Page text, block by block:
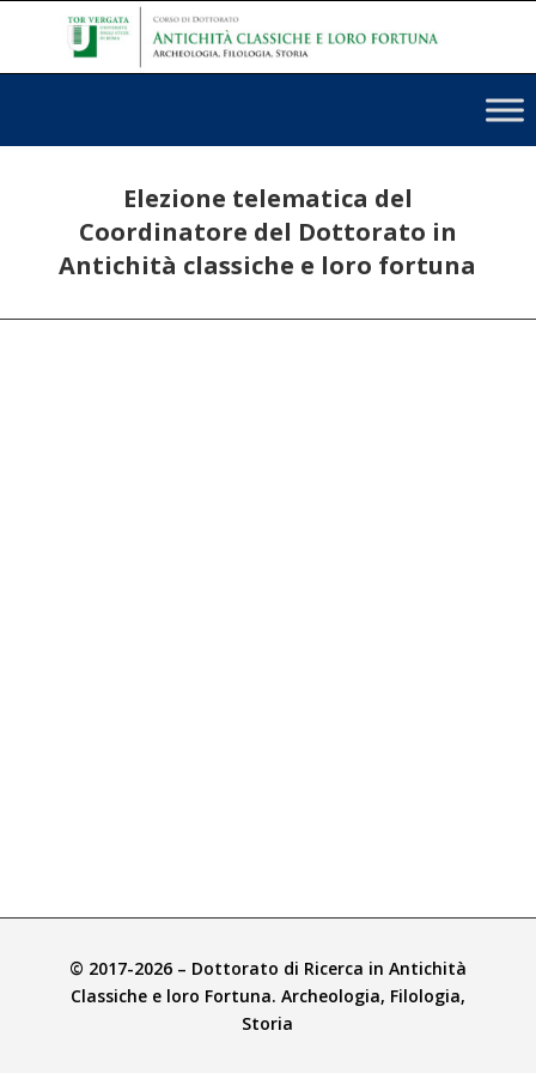
Elezione telematica del
Coordinatore del Dottorato in
Antichità classiche e loro fortuna
© 2017-2026 – Dottorato di Ricerca in Antichità
Classiche e loro Fortuna. Archeologia, Filologia,
Storia